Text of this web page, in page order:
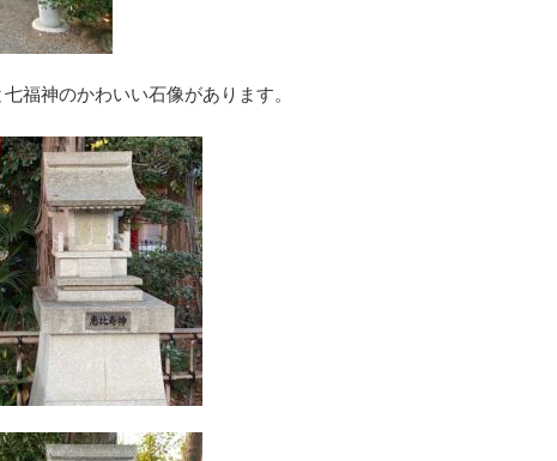
福神のかわいい石像があります。